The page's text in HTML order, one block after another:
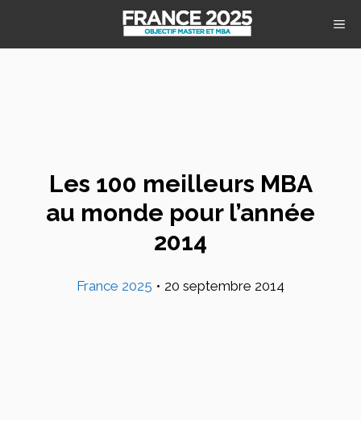
Les 100 meilleurs MBA
au monde pour l’année
2014
France 2025 • 20 septembre 2014